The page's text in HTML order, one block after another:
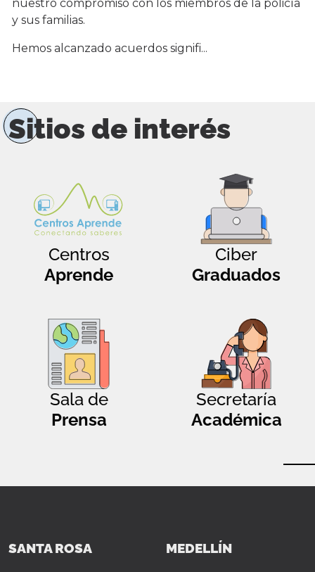
nuestro compromiso con los miembros de la policía
y sus familias.
Hemos alcanzado acuerdos signifi...
Sitios de interés
Centros
Aprende
Ciber
Graduados
Sala de
Prensa
Secretaría
Académica
SANTA ROSA MEDELLÍN